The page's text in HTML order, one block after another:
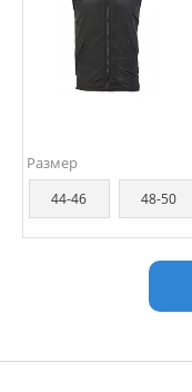
Размер
44-46 48-50